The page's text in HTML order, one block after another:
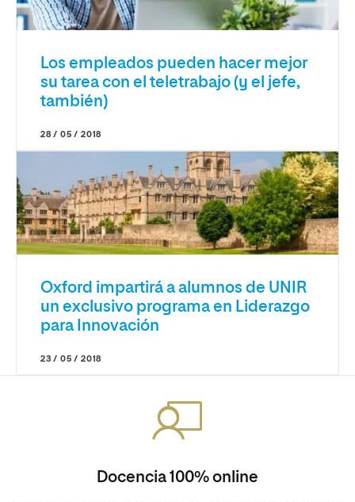
Los empleados pueden hacer mejor
su tarea con el teletrabajo (y el jefe,
también)
28 / 05 / 2018
Oxford impartirá a alumnos de UNIR
un exclusivo programa en Liderazgo
para Innovación
23 / 05 / 2018
Docencia 100% online